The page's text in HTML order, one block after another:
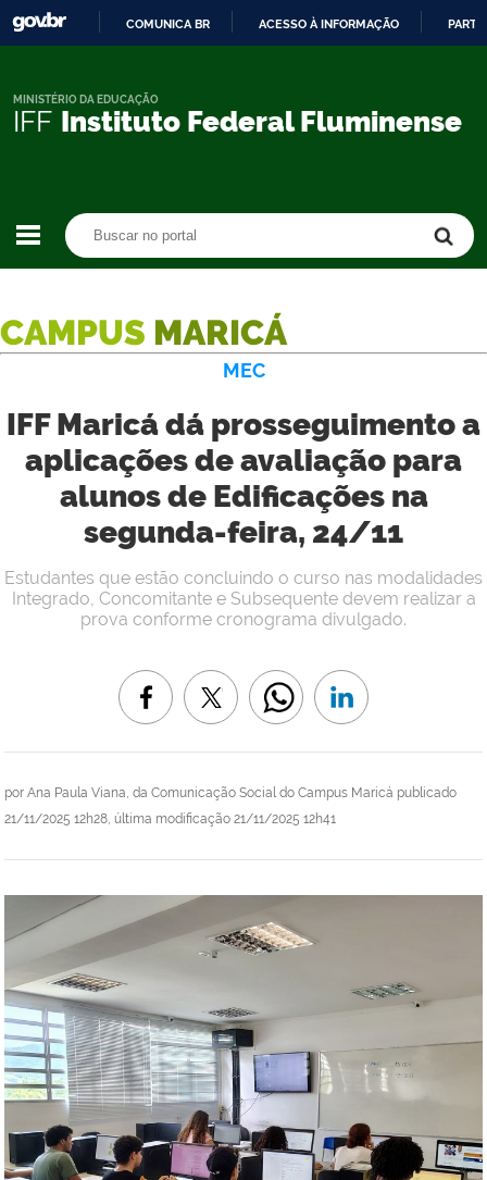
CONTEÚDO
COMUNICA BR ACESSO À INFORMAÇÃO
IFF Instituto Federal Fluminense
MINISTÉRIO DA EDUCAÇÃO
CAMPUS MARICÁ
MEC
IFF Maricá dá prosseguimento a
aplicações de avaliação para
alunos de Edificações na
segunda-feira, 24/11
por Ana Paula Viana, da Comunicação Social do Campus Maricá publicado
21/11/2025 12h28, última modificação 21/11/2025 12h41
Estudantes que estão concluindo o curso nas modalidades
Integrado, Concomitante e Subsequente devem realizar a
prova conforme cronograma divulgado.